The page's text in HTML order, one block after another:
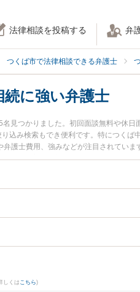
法律相談を投稿する 弁
つくば市で法律相談できる弁護士
に強い弁護士
見つかりました。初回面談無料や休
込み検索もでき便利です。特につく
護士費用、強みなどが注目されてい
解決の実績豊富な近くの弁護士を検
めです。
しくはこちら)